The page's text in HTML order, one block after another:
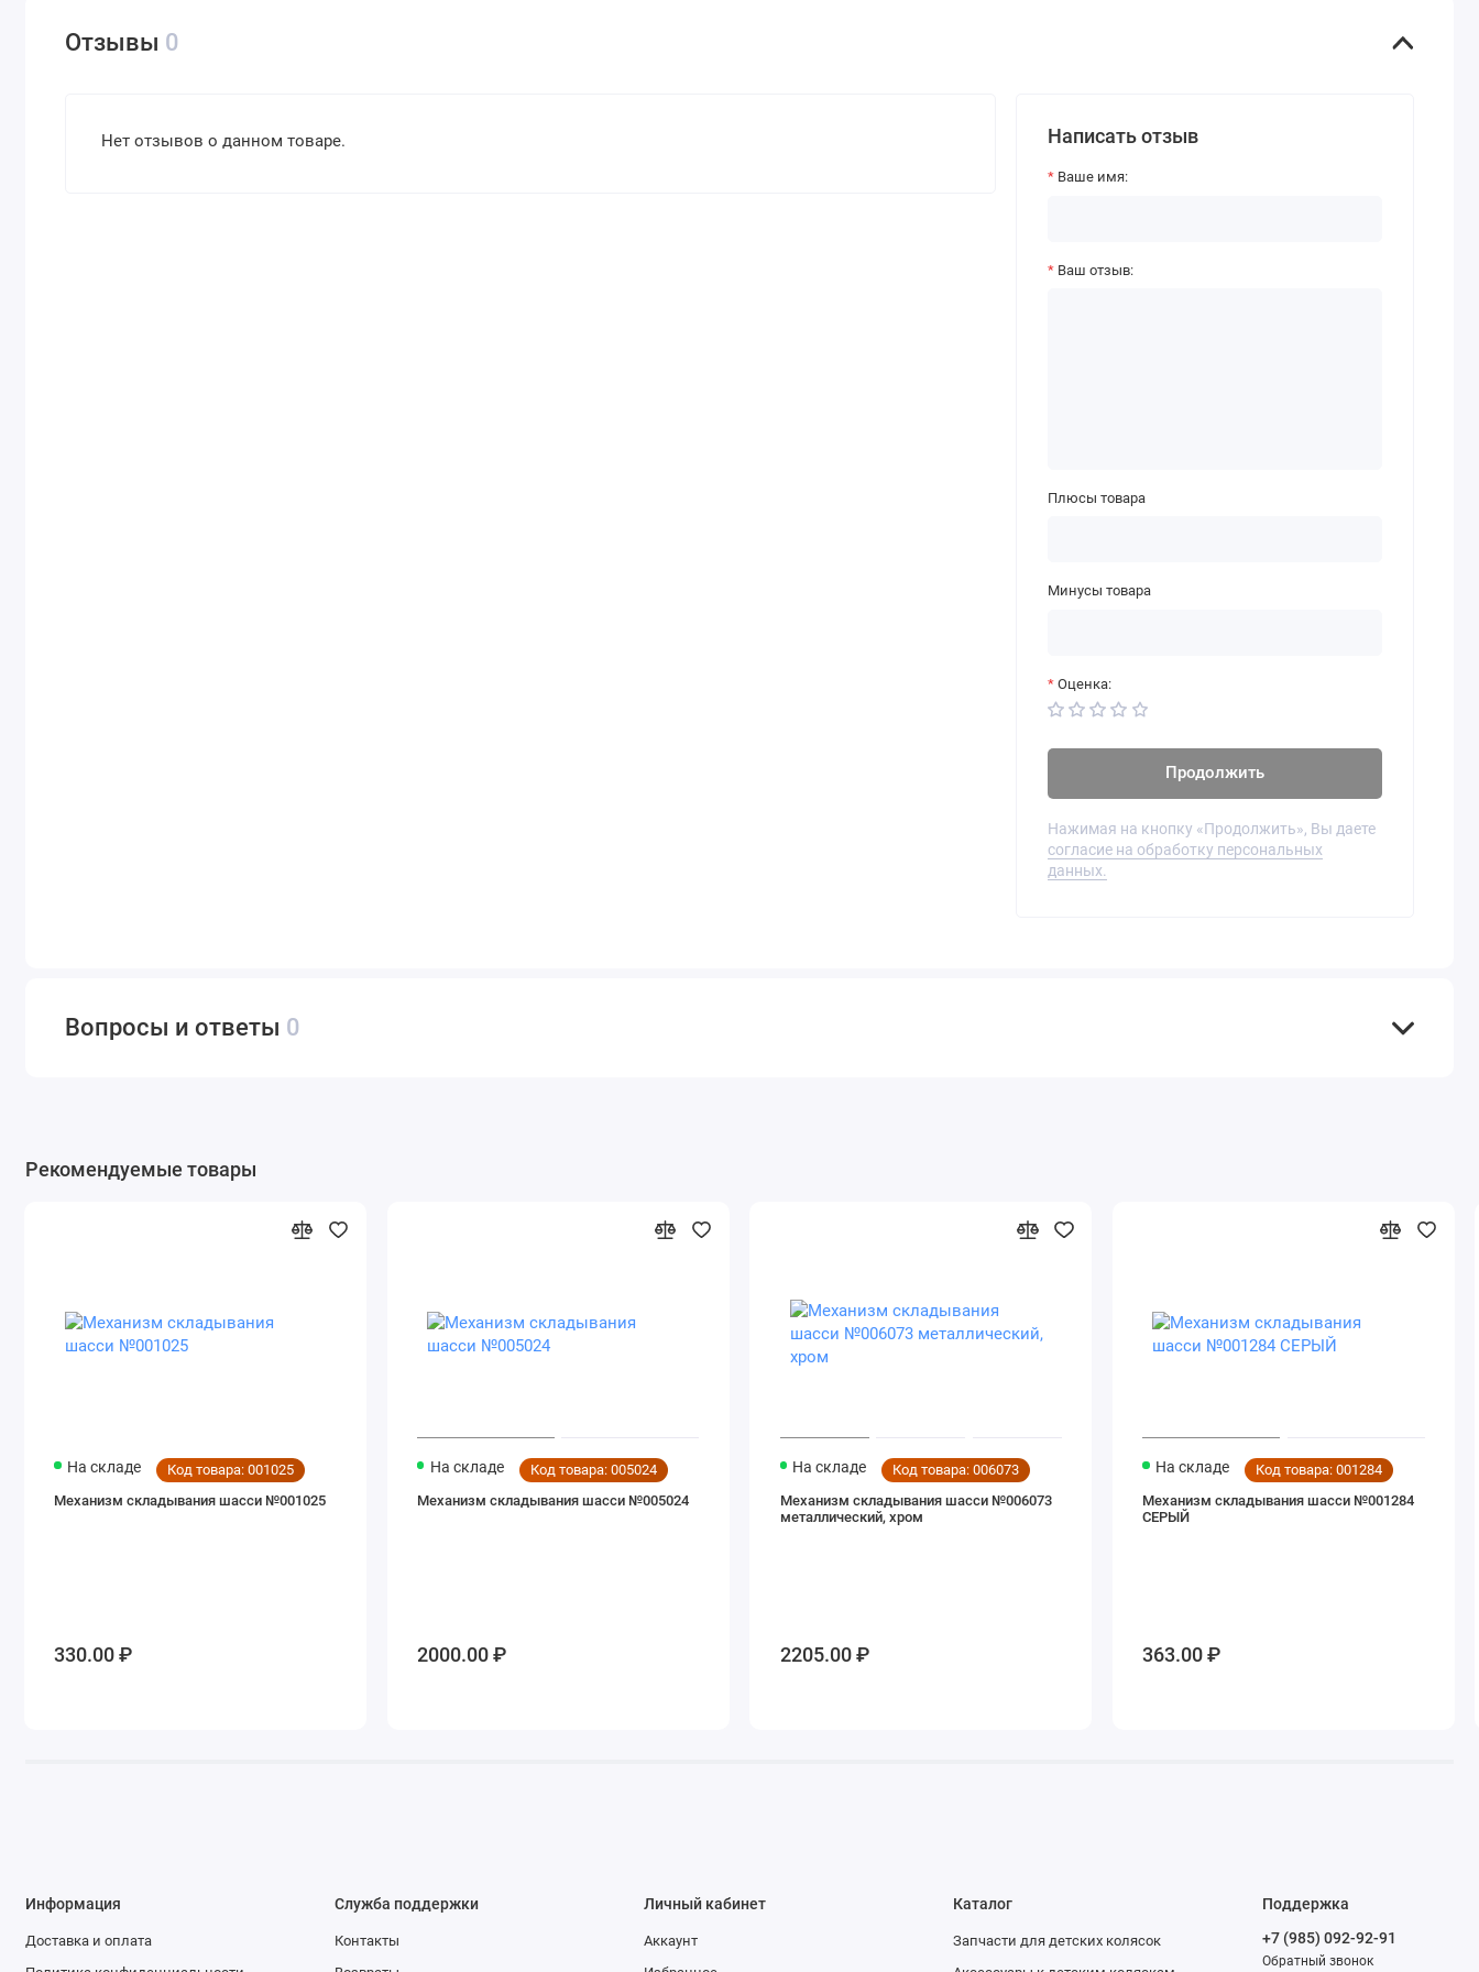
Отзывы 0
Нет отзывов о данном товаре. Написать отзыв
Ваше имя:
Ваш отзыв:
Плюсы товара
Минусы товара
Оценка:
Продолжить
Нажимая на кнопку «Продолжить», Вы даете
согласие на обработку персональных
данных.
Вопросы и ответы 0
Рекомендуемые товары
На складе
Код товара: 001025
Механизм складывания шасси №001025
330.00 ₽
На складе
Код товара: 005024
Механизм складывания шасси №005024
2000.00 ₽
На складе
Код товара: 006073
Механизм складывания шасси №006073
металлический, хром
2205.00 ₽
На складе
Код товара: 001284
Механизм складывания шасси №001284
СЕРЫЙ
363.00 ₽
Информация
Доставка и оплата
Служба поддержки
Контакты
Личный кабинет
Аккаунт
Каталог
Запчасти для детских колясок
Поддержка
+7 (985) 092-92-91
Обратный звонок